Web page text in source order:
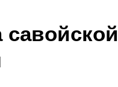
савойской